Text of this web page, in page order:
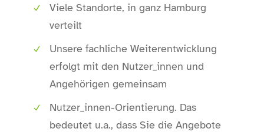
Viele Standorte, in ganz Hamburg
verteilt
Unsere fachliche Weiterentwicklung
erfolgt mit den Nutzer_innen und
Angehörigen gemeinsam
Nutzer_innen-Orientierung. Das
bedeutet u.a., dass Sie die Angebote